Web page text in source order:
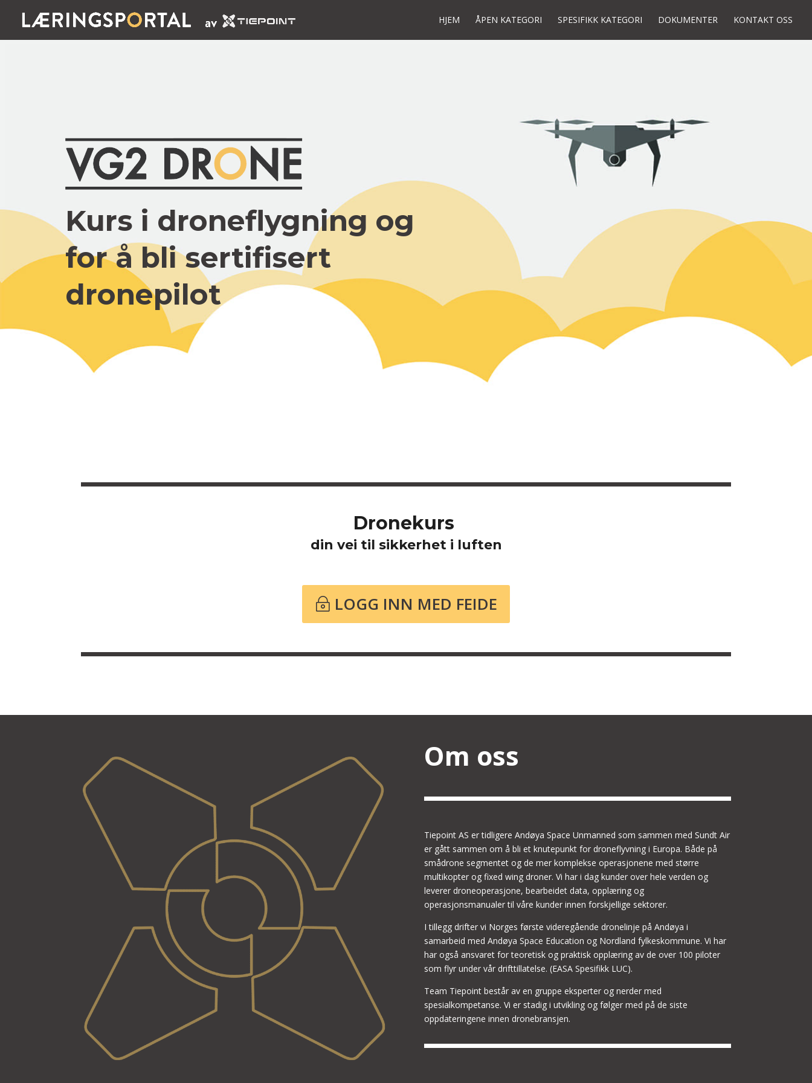
HJEM ÅPEN KATEGORI SPESIFIKK KATEGORI DOKUMENTER KONTAKT OSS
Kurs i droneflygning og
for å bli sertifisert
dronepilot
Dronekurs
din vei til sikkerhet i luften
LOGG INN MED FEIDE
Om oss
Tiepoint AS er tidligere Andøya Space Unmanned som sammen med Sundt Air
er gått sammen om å bli et knutepunkt for droneflyvning i Europa. Både på
smådrone segmentet og de mer komplekse operasjonene med større
multikopter og fixed wing droner. Vi har i dag kunder over hele verden og
leverer droneoperasjone, bearbeidet data, opplæring og
operasjonsmanualer til våre kunder innen forskjellige sektorer.
I tillegg drifter vi Norges første videregående dronelinje på Andøya i
samarbeid med Andøya Space Education og Nordland fylkeskommune. Vi har
har også ansvaret for teoretisk og praktisk opplæring av de over 100 piloter
som flyr under vår drifttillatelse. (EASA Spesifikk LUC).
Team Tiepoint består av en gruppe eksperter og nerder med
spesialkompetanse. Vi er stadig i utvikling og følger med på de siste
oppdateringene innen dronebransjen.